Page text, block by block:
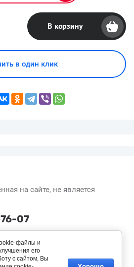
В корзину
в один клик
на сайте, не является
07
Мосрентген,
4с9
файлы и
его
с сайтом, Вы